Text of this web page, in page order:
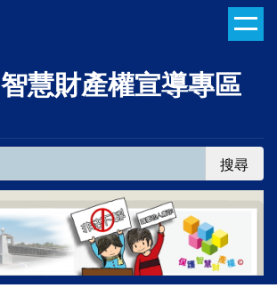
智慧財產權宣導專區
搜尋